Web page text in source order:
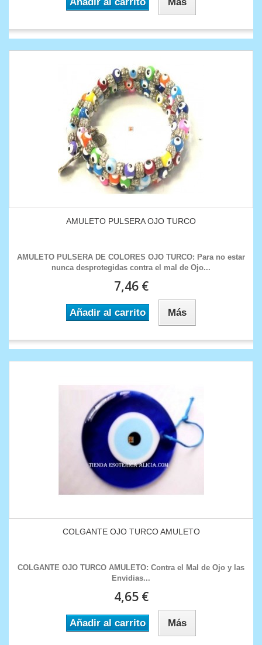
Añadir al carrito Más
AMULETO PULSERA OJO TURCO
AMULETO PULSERA DE COLORES OJO TURCO : Para no estar
nunca desprotegidas contra el mal de Ojo. ..
7,46 €
Añadir al carrito Más
COLGANTE OJO TURCO AMULETO
COLGANTE OJO TURCO AMULETO: Contra el Mal de Ojo y las
Envidias...
4,65 €
Añadir al carrito Más